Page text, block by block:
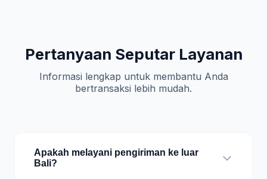
Pertanyaan Seputar Layanan
Informasi lengkap untuk membantu Anda
bertransaksi lebih mudah.
Apakah melayani pengiriman ke luar
Bali?